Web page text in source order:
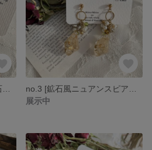
展示中